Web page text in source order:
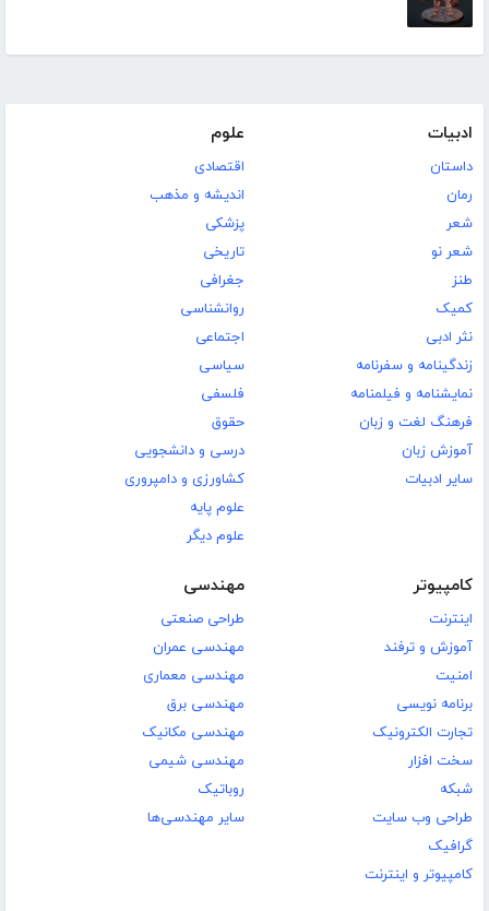
ادبیات
داستان
رمان
شعر
شعر نو
طنز
کمیک
نثر ادبی
زندگینامه و سفرنامه
نمایشنامه و فیلمنامه
فرهنگ لغت و زبان
آموزش زبان
سایر ادبیات
علوم
اقتصادی
اندیشه و مذهب
پزشکی
تاریخی
جغرافی
روانشناسی
اجتماعی
سیاسی
فلسفی
حقوق
درسی و دانشجویی
کشاورزی و دامپروری
علوم پایه
علوم دیگر
کامپیوتر
اینترنت
آموزش و ترفند
امنیت
برنامه نویسی
تجارت الکترونیک
سخت افزار
شبکه
طراحی وب سایت
گرافیک
کامپیوتر و اینترنت
مهندسی
طراحی صنعتی
مهندسی عمران
مهندسی معماری
مهندسی برق
مهندسی مکانیک
مهندسی شیمی
روباتیک
سایر مهندسی‌ها